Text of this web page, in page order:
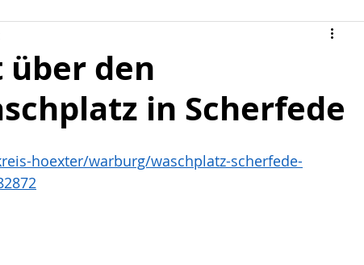
den
in Scherfede
hoexter/warburg/waschplatz-scherfede-